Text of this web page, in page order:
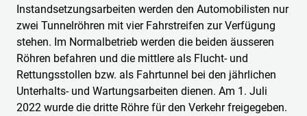
Instandsetzungsarbeiten werden den Automobilisten nur
zwei Tunnelröhren mit vier Fahrstreifen zur Verfügung
stehen. Im Normalbetrieb werden die beiden äusseren
Röhren befahren und die mittlere als Flucht- und
Rettungsstollen bzw. als Fahrtunnel bei den jährlichen
Unterhalts- und Wartungsarbeiten dienen. Am 1. Juli
2022 wurde die dritte Röhre für den Verkehr freigegeben.